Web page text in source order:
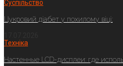
Суспільство
Цукровий діабет у похилому віці:
Техніка
Настенные LCD-дисплеи: где